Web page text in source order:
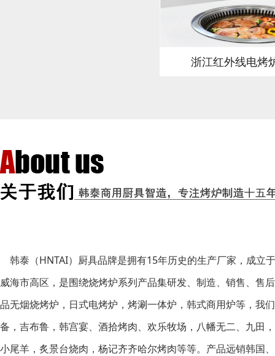
浙江红外线电烤
韩泰（HNTAI）厨具品牌是拥有15年历史的生产厂家，成立
威海市高区，是围绕烧烤炉系列产品集研发、制造、销售、售
品无烟烧烤炉，日式电烤炉，烤涮一体炉，韩式商用炉等，我
备，吉布鲁，韩宫宴、酒拾烤肉、欢乐牧场，八幡无二、九田
小尾羊，炙景台烧肉，杨记齐齐哈尔烤肉等等。产品远销韩国